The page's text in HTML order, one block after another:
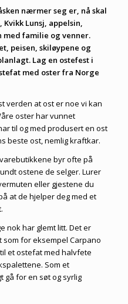
nærmer seg er, nå skal
Lunsj, appelsin,
med familie og venner.
peisen, skiløypene og
Lag en ostefest i
med oster fra Norge
verden at ost er noe vi kan
oster har vunnet
til og med produsert en ost
beste ost, nemlig kraftkar.
byr ofte på
ostene de selger. Lurer
eller gjestene du
at de hjelper deg med et
nok har glemt litt. Det er
for eksempel Carpano
et ostefat med halvfete
Som et
gå for en søt og syrlig